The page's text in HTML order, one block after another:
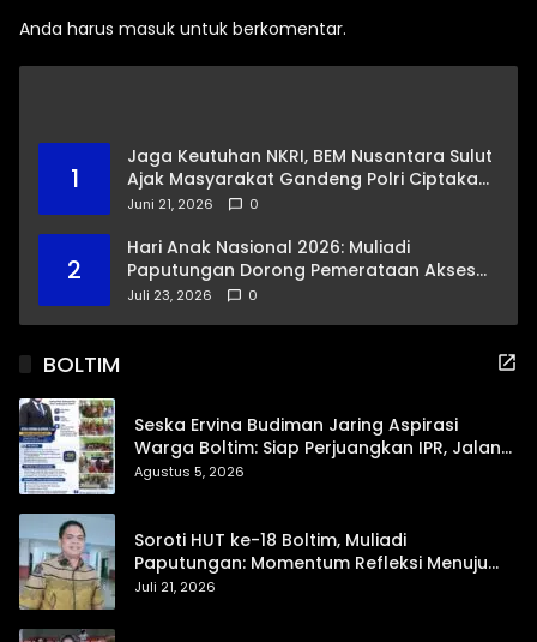
Anda harus masuk untuk berkomentar.
1
Jaga Keutuhan NKRI, BEM Nusantara Sulut
Ajak Masyarakat Gandeng Polri Ciptakan
Kamtibmas Kondusif
Juni 21, 2026 0
2
Hari Anak Nasional 2026: Muliadi
Paputungan Dorong Pemerataan Akses
Pendidikan dan Proteksi Digital Anak Sulut
Juli 23, 2026 0
BOLTIM
Seska Ervina Budiman Jaring Aspirasi
Warga Boltim: Siap Perjuangkan IPR, Jalan
Trans, hingga Pemasaran UMKM
Agustus 5, 2026
Soroti HUT ke-18 Boltim, Muliadi
Paputungan: Momentum Refleksi Menuju
Daerah Mandiri dan Berdaya Saing
Juli 21, 2026